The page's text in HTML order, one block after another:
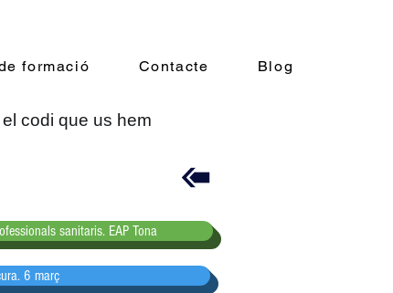
codi que us hem
sanitaris. EAP Tona
6 març
formació Contacte Blog